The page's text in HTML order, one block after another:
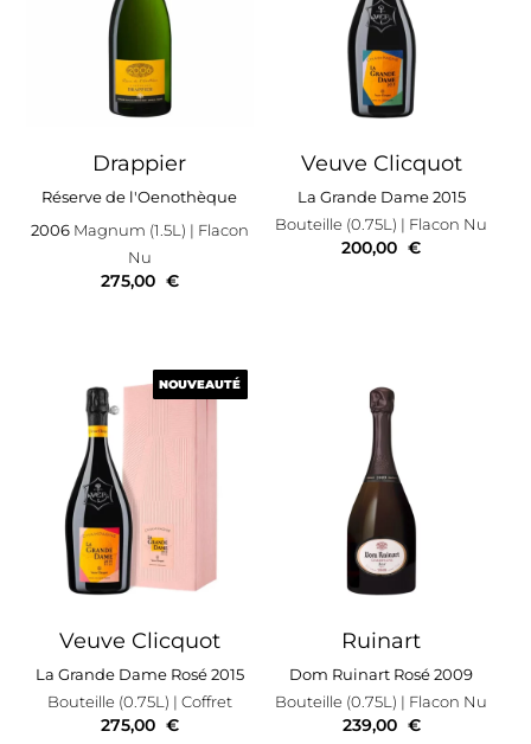
Drappier
Réserve de l'Oenothèque
2006Magnum (1.5L) | Flacon
Nu
275,00 €
Veuve Clicquot
La Grande Dame 2015
Bouteille (0.75L) | Flacon Nu
200,00 €
NOUVEAUTÉ
Veuve Clicquot
La Grande Dame Rosé 2015
Bouteille (0.75L) | Coffret
NOUVEAUTÉ
275,00 €
Ruinart
Dom Ruinart Rosé 2009
Bouteille (0.75L) | Flacon Nu
239,00 €